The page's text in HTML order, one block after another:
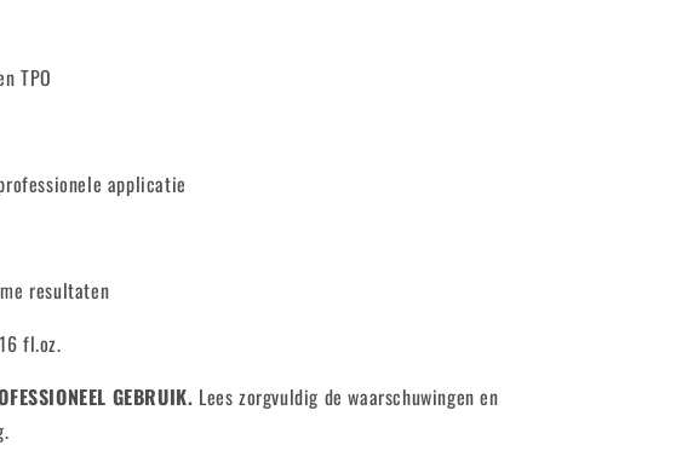
TPO
applicatie
resultaten
fl.oz.
GEBRUIK. Lees zorgvuldig de waarschuwingen en